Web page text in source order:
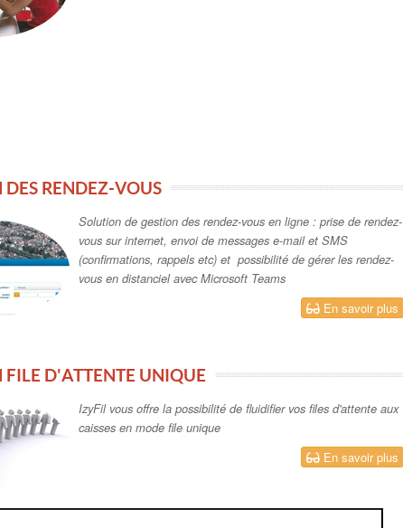
DES RENDEZ-VOUS
Solution de gestion des rendez-vous en ligne : prise de rendez-
vous sur internet, envoi de messages e-mail et SMS
(confirmations, rappels etc) et possibilité de gérer les rendez-
vous en distanciel avec Microsoft Teams
En savoir plus
FILE D'ATTENTE UNIQUE
IzyFil vous offre la possibilité de fluidifier vos files d'attente aux
caisses en mode file unique
En savoir plus